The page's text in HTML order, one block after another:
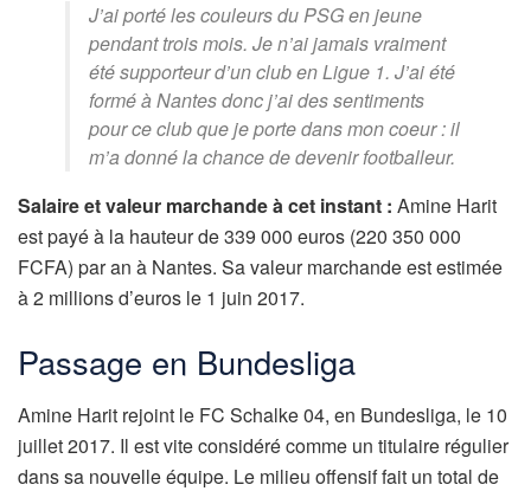
J’ai porté les couleurs du PSG en jeune
pendant trois mois. Je n’ai jamais vraiment
été supporteur d’un club en Ligue 1. J’ai été
formé à Nantes donc j’ai des sentiments
pour ce club que je porte dans mon coeur : il
m’a donné la chance de devenir footballeur.
Salaire et valeur marchande à cet instant : Amine Harit
est payé à la hauteur de 339 000 euros (220 350 000
FCFA) par an à Nantes. Sa valeur marchande est estimée
à 2 millions d’euros le 1 juin 2017.
Passage en Bundesliga
Amine Harit rejoint le FC Schalke 04, en Bundesliga, le 10
juillet 2017. Il est vite considéré comme un titulaire régulier
dans sa nouvelle équipe. Le milieu offensif fait un total de